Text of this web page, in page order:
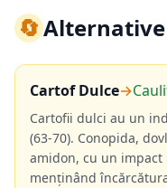
🔄Alternative
Cartof Dulce→
Cartofii dulci au un
(63-70). Conopida,
amidon, cu un
menținând